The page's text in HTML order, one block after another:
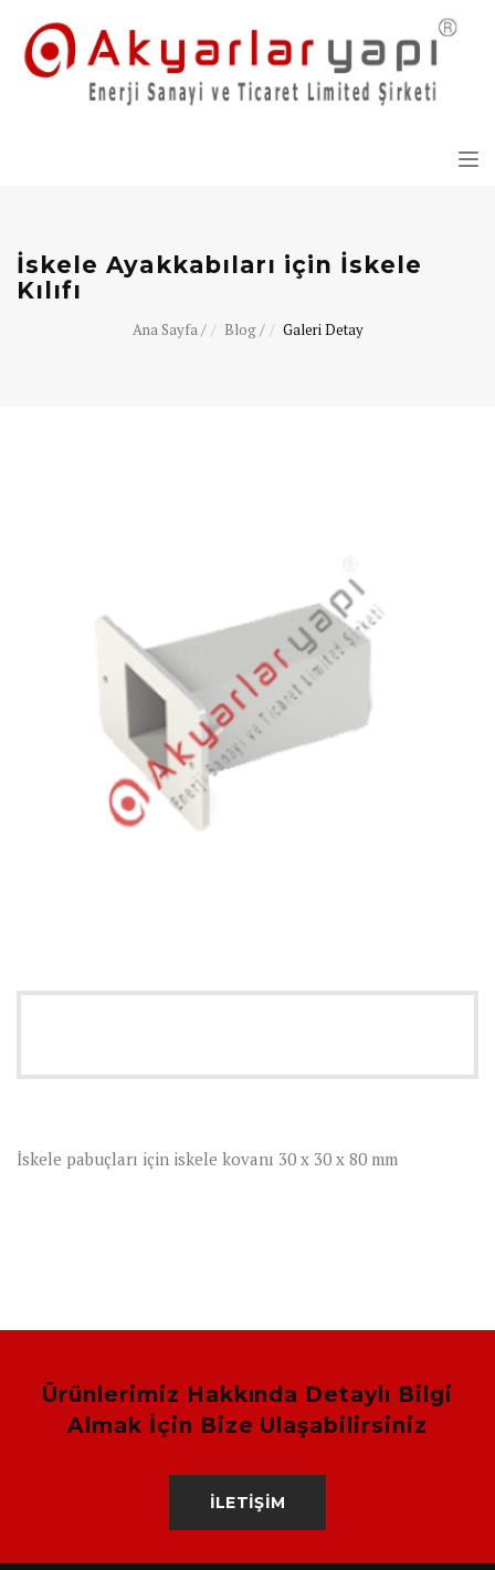
İskele Ayakkabıları için İskele
Kılıfı
Ana Sayfa / Blog / Galeri Detay
İskele pabuçları için iskele kovanı 30 x 30 x 80 mm
Ürünlerimiz Hakkında Detaylı Bilgi
Almak İçin Bize Ulaşabilirsiniz
İLETİŞİM